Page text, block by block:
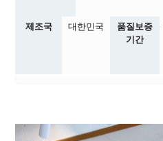
제조국
대한민국
품질보증
기간